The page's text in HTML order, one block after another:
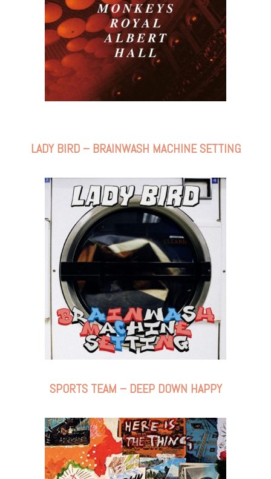
LADY BIRD – BRAINWASH MACHINE SETTING
SPORTS TEAM – DEEP DOWN HAPPY